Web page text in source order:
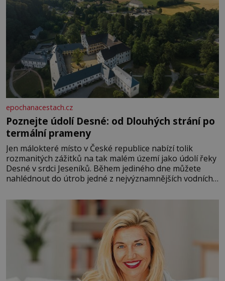
epochanacestach.cz
Poznejte údolí Desné: od Dlouhých strání po
termální prameny
Jen málokteré místo v České republice nabízí tolik
rozmanitých zážitků na tak malém území jako údolí řeky
Desné v srdci Jeseníků. Během jediného dne můžete
nahlédnout do útrob jedné z nejvýznamnějších vodních
se na koloběžce a den zakončit poznáváním památek ve
Velkých Losinách nebo v termálním